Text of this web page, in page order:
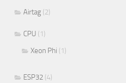
Airtag (2)
CPU (1)
Xeon Phi (1)
ESP32 (4)